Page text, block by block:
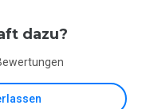
dazu?